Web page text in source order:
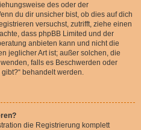
des oder der
du dir unsicher bist, ob dies auf dich
versuchst, zutrifft, ziehe einen
dass phpBB Limited und der
anbieten kann und nicht die
jeglicher Art ist; außer solchen, die
falls es Beschwerden oder
behandelt werden.
die Registrierung komplett